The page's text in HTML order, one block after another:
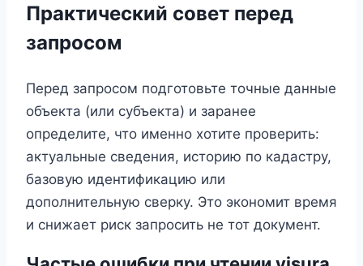
Практический совет перед
запросом
Перед запросом подготовьте точные данные
объекта (или субъекта) и заранее
определите, что именно хотите проверить:
актуальные сведения, историю по кадастру,
базовую идентификацию или
дополнительную сверку. Это экономит время
и снижает риск запросить не тот документ.